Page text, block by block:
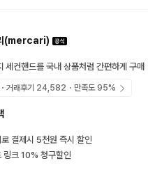
(mercari)
세컨핸드를 국내 상품처럼 간편하게 구매
・거래후기 24,582 ・만족도95%
결제시 5천원 즉시 할인
링크 10% 청구할인